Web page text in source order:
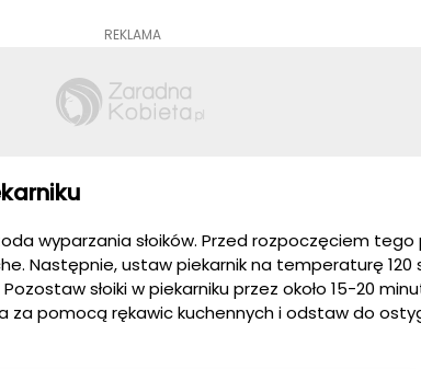
REKLAMA
wyparzania słoików. Przed rozpoczęciem tego
Następnie, ustaw piekarnik na temperaturę 120
słoiki w piekarniku przez około 15-20
za pomocą rękawic kuchennych i odstaw do